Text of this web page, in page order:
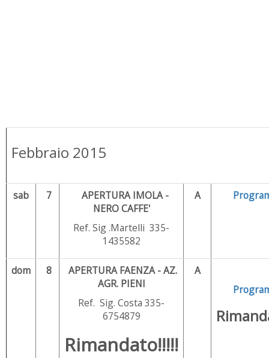
Febbraio 2015
sab 7
APERTURA IMOLA -
NERO CAFFE'
Ref. Sig .Martelli 335-
1435582
A
dom 8
APERTURA FAENZA - AZ.
AGR. PIENI
Ref. Sig. Costa 335-
6754879
Rimandato!!!!!
A